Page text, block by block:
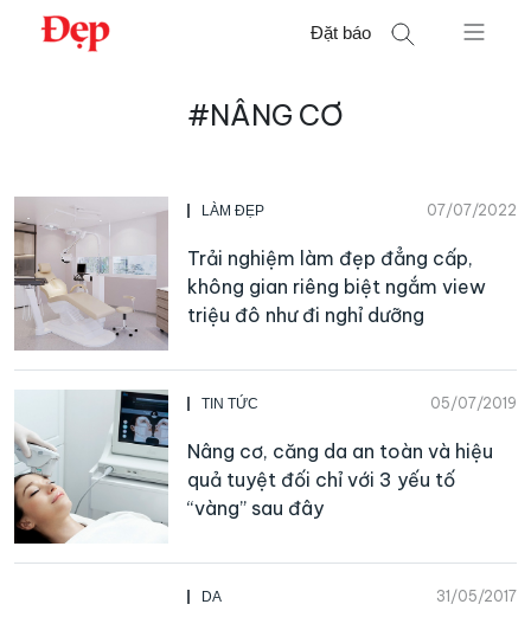
Chuyển
Đặt báo
#NÂNG CƠ
LÀM ĐẸP 07/07/2022
Trải nghiệm làm đẹp đẳng cấp,
không gian riêng biệt ngắm view
triệu đô như đi nghỉ dưỡng
TIN TỨC 05/07/2019
Nâng cơ, căng da an toàn và hiệu
quả tuyệt đối chỉ với 3 yếu tố
“vàng” sau đây
DA 31/05/2017